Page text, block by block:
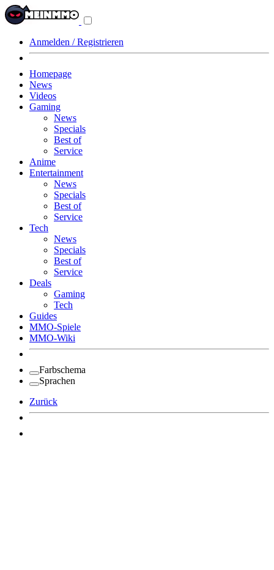
Anmelden / Registrieren
Homepage
News
Videos
Gaming
News
Specials
Best of
Service
Anime
Entertainment
News
Specials
Best of
Service
Tech
News
Specials
Best of
Service
Deals
Gaming
Tech
Guides
MMO-Spiele
MMO-Wiki
Farbschema
Sprachen
Zurück